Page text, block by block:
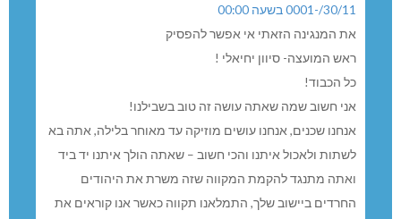
המנגינה הזאתי אי אפשר להפסיק
המועצה- סיוון יחיאלי !
הכבוד!
חשוב שמה שאתה עושה זה טוב בשבילנו!
שכנים, אנחנו עושים מוזיקה עד מאוחר בלילה, אתה בא
ולאכול איתנו והכי חשוב – שאתה הולך איתנו יד ביד
מתנגד להקמת המקווה שזה משרת את היהודים
ביישוב שלך, התמלאנו תקווה כאשר אנו קוראים את